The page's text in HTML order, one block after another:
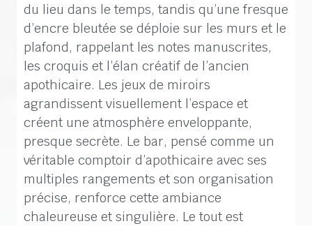
du lieu dans le temps, tandis qu’une fresque
d’encre bleutée se déploie sur les murs et le
plafond, rappelant les notes manuscrites,
les croquis et l’élan créatif de l’ancien
apothicaire. Les jeux de miroirs
agrandissent visuellement l’espace et
créent une atmosphère enveloppante,
presque secrète. Le bar, pensé comme un
véritable comptoir d’apothicaire avec ses
multiples rangements et son organisation
précise, renforce cette ambiance
chaleureuse et singulière. Le tout est